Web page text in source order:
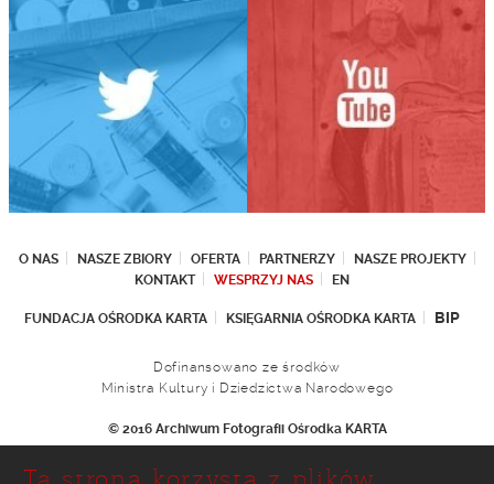
O NAS NASZE ZBIORY OFERTA PARTNERZY
NASZE PROJEKTY
KONTAKT
WESPRZYJ NAS EN
FUNDACJA OŚRODKA KARTA KSIĘGARNIA OŚRODKA KARTA BIP
Dofinansowano ze środków
Ministra Kultury i Dziedzictwa Narodowego
© 2016 Archiwum Fotografii Ośrodka KARTA